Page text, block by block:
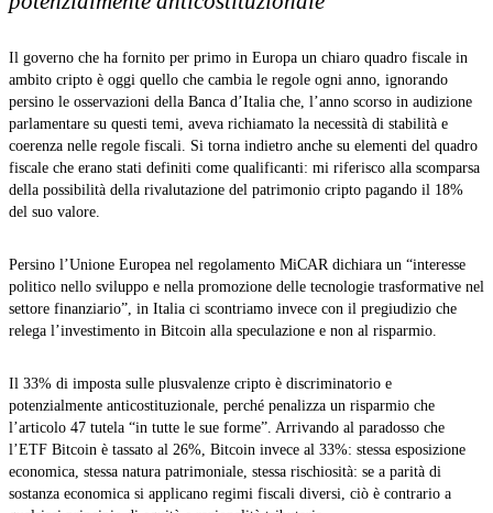
Il governo che ha fornito per primo in Europa un chiaro quadro fiscale in
ambito cripto è oggi quello che cambia le regole ogni anno, ignorando
persino le osservazioni della Banca d’Italia che, l’anno scorso in audizione
parlamentare su questi temi, aveva richiamato la necessità di stabilità e
coerenza nelle regole fiscali. Si torna indietro anche su elementi del quadro
fiscale che erano stati definiti come qualificanti: mi riferisco alla scomparsa
della possibilità della rivalutazione del patrimonio cripto pagando il 18%
del suo valore.
Persino l’Unione Europea nel regolamento MiCAR dichiara un “interesse
politico nello sviluppo e nella promozione delle tecnologie trasformative nel
settore finanziario”, in Italia ci scontriamo invece con il pregiudizio che
relega l’investimento in Bitcoin alla speculazione e non al risparmio.
Il 33% di imposta sulle plusvalenze cripto è discriminatorio e
potenzialmente anticostituzionale, perché penalizza un risparmio che
l’articolo 47 tutela “in tutte le sue forme”. Arrivando al paradosso che
l’ETF Bitcoin è tassato al 26%, Bitcoin invece al 33%: stessa esposizione
economica, stessa natura patrimoniale, stessa rischiosità: se a parità di
sostanza economica si applicano regimi fiscali diversi, ciò è contrario a